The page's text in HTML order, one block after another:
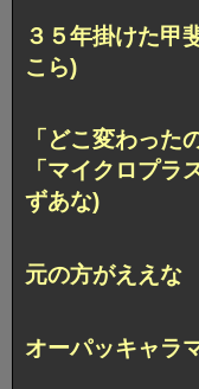
３５年掛けた甲
こら)
「どこ変わった
「マイクロプ
ずあな)
元の方がええな
オーパッキャラ